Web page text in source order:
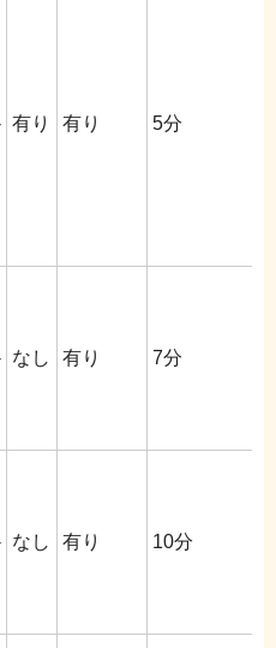
有り 有り 5分
なし 有り 7分
なし 有り 10分